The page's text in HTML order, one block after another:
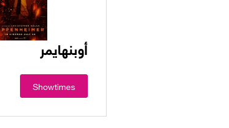
أوبنهايمر
Showtimes